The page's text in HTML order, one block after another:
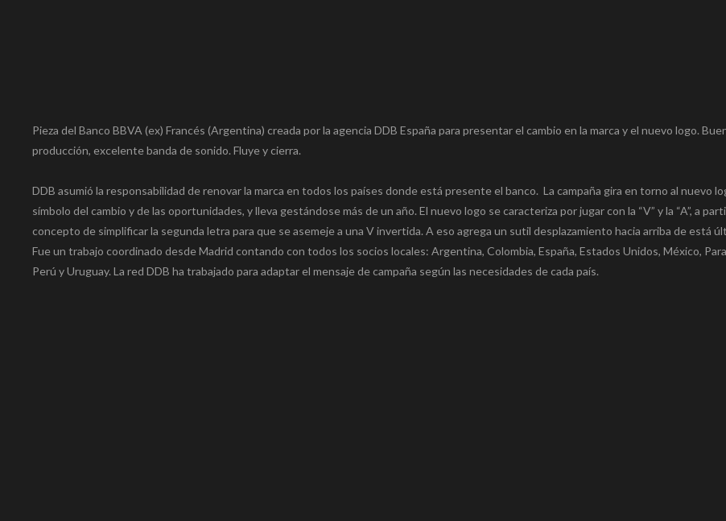
Pieza del Banco BBVA (ex) Francés (Argentina) creada por la agencia DDB España para presentar el cambio en la marca y el nuevo logo.
producción, excelente banda de sonido. Fluye y cierra.
DDB asumió la responsabilidad de renovar la marca en todos los países donde está presente el banco. La campaña gira en torno al nuevo
símbolo del cambio y de las oportunidades, y lleva gestándose más de un año. El nuevo logo se caracteriza por jugar con la “V” y la “A”, a
concepto de simplificar la segunda letra para que se asemeje a una V invertida. A eso agrega un sutil desplazamiento hacia arriba de está
Fue un trabajo coordinado desde Madrid contando con todos los socios locales: Argentina, Colombia, España, Estados Unidos, México,
Perú y Uruguay. La red DDB ha trabajado para adaptar el mensaje de campaña según las necesidades de cada país.